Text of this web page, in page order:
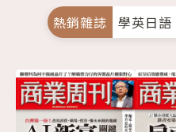
熱銷雜誌 學英日語